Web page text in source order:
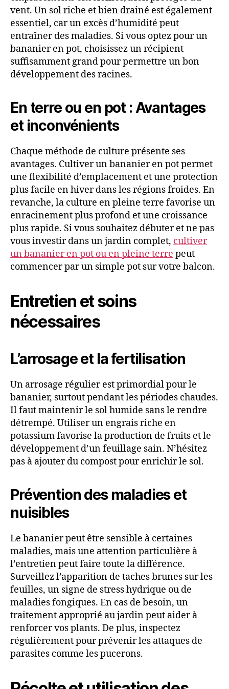
vent. Un sol riche et bien drainé est également
essentiel, car un excès d’humidité peut
entraîner des maladies. Si vous optez pour un
bananier en pot, choisissez un récipient
suffisamment grand pour permettre un bon
développement des racines.
En terre ou en pot : Avantages
et inconvénients
Chaque méthode de culture présente ses
avantages. Cultiver un bananier en pot permet
une flexibilité d’emplacement et une protection
plus facile en hiver dans les régions froides. En
revanche, la culture en pleine terre favorise un
enracinement plus profond et une croissance
plus rapide. Si vous souhaitez débuter et ne pas
vous investir dans un jardin complet, cultiver
un bananier en pot ou en pleine terre peut
commencer par un simple pot sur votre balcon.
Entretien et soins
nécessaires
L’arrosage et la fertilisation
Un arrosage régulier est primordial pour le
bananier, surtout pendant les périodes chaudes.
Il faut maintenir le sol humide sans le rendre
détrempé. Utiliser un engrais riche en
potassium favorise la production de fruits et le
développement d’un feuillage sain. N’hésitez
pas à ajouter du compost pour enrichir le sol.
Prévention des maladies et
nuisibles
Le bananier peut être sensible à certaines
maladies, mais une attention particulière à
l’entretien peut faire toute la différence.
Surveillez l’apparition de taches brunes sur les
feuilles, un signe de stress hydrique ou de
maladies fongiques. En cas de besoin, un
traitement approprié au jardin peut aider à
renforcer vos plants. De plus, inspectez
régulièrement pour prévenir les attaques de
parasites comme les pucerons.